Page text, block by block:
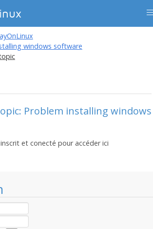
windows software
Problem installing windows
et conecté pour accéder ici